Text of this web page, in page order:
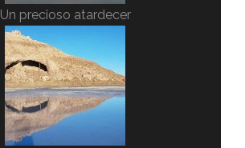
Un precioso atardecer